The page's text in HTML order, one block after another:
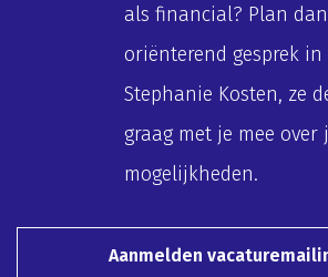
als financial? Plan
oriënterend gesprek in
Stephanie Kosten, ze
graag met je mee over
mogelijkheden.
Aanmelden